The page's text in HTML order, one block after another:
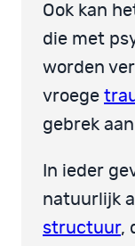
Ook kan
die met
worden
vroege
gebrek
In ieder
natuurlijk
structuur,